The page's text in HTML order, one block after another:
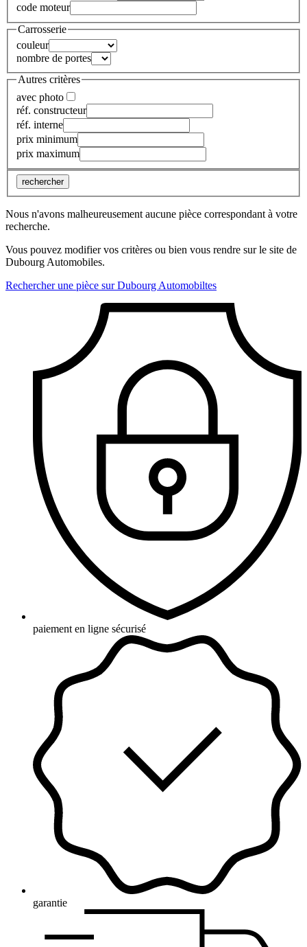
code moteur
Carrosserie
couleur
nombre de portes
Autres critères
avec photo
réf. constructeur
réf. interne
prix minimum
prix maximum
rechercher
Nous n'avons malheureusement aucune pièce correspondant à votre
recherche.
Vous pouvez modifier vos critères ou bien vous rendre sur le site de
Dubourg Automobiles.
Rechercher une pièce sur Dubourg Automobiltes
paiement en ligne sécurisé
garantie